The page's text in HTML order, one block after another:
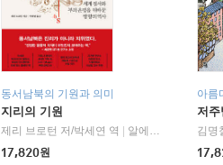
동서남북의 기원과 의미
지리의 기원
제리 브로턴 저/박세연 역
알에이치코리아(RHK)
17,820원
아름
저
김명